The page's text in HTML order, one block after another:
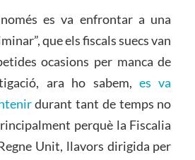
es va enfrontar a una
que els fiscals suecs van
ocasions per manca de
ara ho sabem, es va
durant tant de temps no
perquè la Fiscalia
Unit, llavors dirigida per